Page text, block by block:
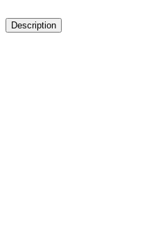
Description